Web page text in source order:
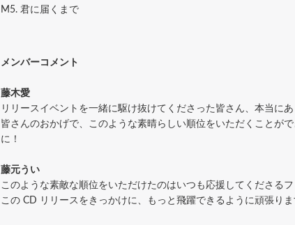
M5. 君に届くまで
メンバーコメント
藤木愛
リリースイベントを一緒に駆け抜けてくださった皆さん、本当に
皆さんのおかげで、このような素晴らしい順位をいただくことが
に！
藤元うい
このような素敵な順位をいただけたのはいつも応援してくださる
この CD リリースをきっかけに、もっと飛躍できるように頑張り